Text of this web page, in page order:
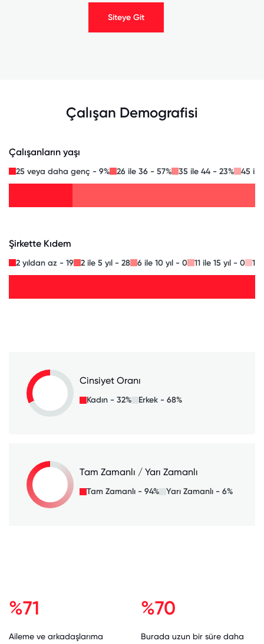
Siteye Git
Çalışan Demografisi
Çalışanların yaşı
25 veya daha genç - 9% 26 ile 36 - 57% 35 ile 44 - 23% 45 ile
Şirkette Kıdem
2 yıldan az - 19 2 ile 5 yıl - 28 6 ile 10 yıl - 0 11 ile 15 yıl - 0 16
Cinsiyet Oranı
Kadın - 32% Erkek - 68%
Tam Zamanlı / Yarı Zamanlı
Tam Zamanlı - 94% Yarı Zamanlı - 6%
%71
Aileme ve arkadaşlarıma
%70
Burada uzun bir süre daha